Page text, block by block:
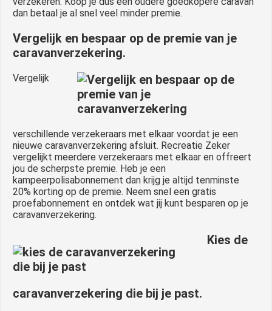
dan betaal je al snel veel minder premie.
Vergelijk en bespaar op de premie van je
caravanverzekering.
Vergelijk
verschillende verzekeraars met elkaar voordat je een
nieuwe caravanverzekering afsluit. Recreatie Zeker
vergelijkt meerdere verzekeraars met elkaar en offreert
jou de scherpste premie. Heb je een
kampeerpolisabonnement dan krijg je altijd tenminste
20% korting op de premie. Neem snel een gratis
proefabonnement en ontdek wat jij kunt besparen op je
caravanverzekering.
Kies de
caravanverzekering die bij je past.